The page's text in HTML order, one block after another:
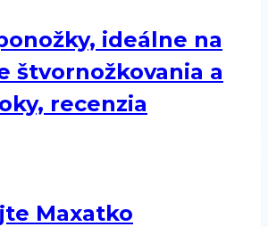
ideálne na
štvornožkovania a
recenzia
Maxatko